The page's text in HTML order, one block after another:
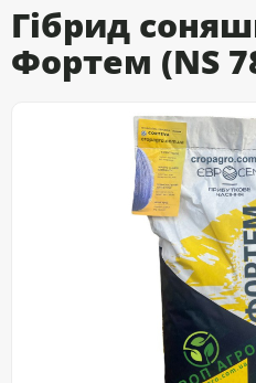
Гібрид
Фортем (NS